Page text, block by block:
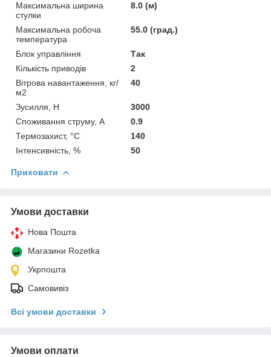
Максимальна ширина
стулки
8.0 (м)
Максимальна робоча
температура
55.0 (град.)
Блок управління
Так
Кількість приводів
2
Вітрова навантаження, кг/
м2
40
Зусилля, Н
3000
Споживання струму, А
0.9
Термозахист, °C
140
Інтенсивність, %
50
Приховати
Умови доставки
Нова Пошта
Магазини Rozetka
Укрпошта
Самовивіз
Всі умови доставки
Умови оплати